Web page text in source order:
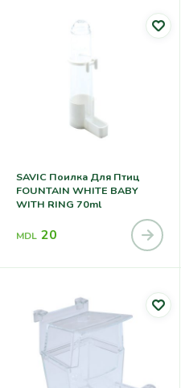
SAVIC Поилка Для Птиц
FOUNTAIN WHITE BABY
WITH RING 70ml
MDL 20